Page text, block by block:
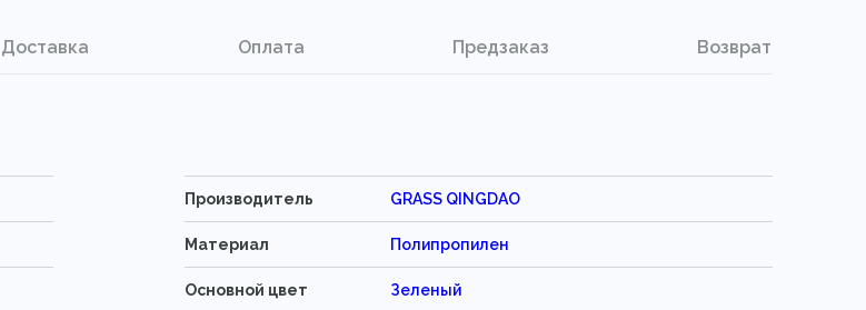
Доставка Оплата Предзаказ Возврат
Производитель GRASS QINGDAO
Материал Полипропилен
Основной цвет Зеленый